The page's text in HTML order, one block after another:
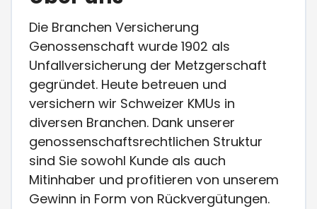
Die Branchen Versicherung
Genossenschaft wurde 1902 als
Unfallversicherung der Metzgerschaft
gegründet. Heute betreuen und
versichern wir Schweizer KMUs in
diversen Branchen. Dank unserer
genossenschaftsrechtlichen Struktur
sind Sie sowohl Kunde als auch
Mitinhaber und profitieren von unserem
Gewinn in Form von Rückvergütungen.